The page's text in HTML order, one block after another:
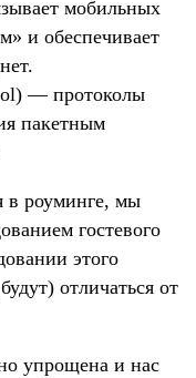
мобильных
и обеспечивает
— протоколы
пакетным
в роуминге, мы
гостевого
этого
отличаться от
упрощена и нас